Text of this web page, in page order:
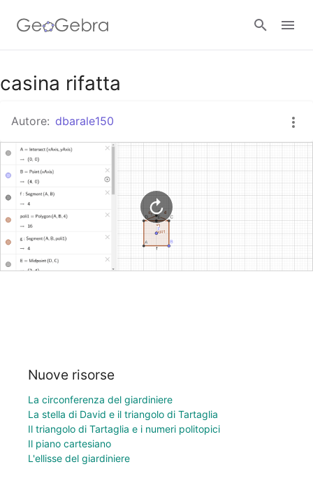
Google Classroom
GeoGebra Classroom
casina rifatta
Autore: dbarale150
Nuove risorse
La circonferenza del giardiniere
La stella di David e il triangolo di Tartaglia
Il triangolo di Tartaglia e i numeri politopici
Il piano cartesiano
L'ellisse del giardiniere